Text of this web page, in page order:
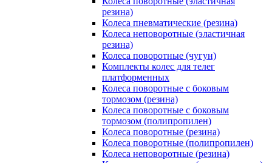
резина)
Колеса пневматические (резина)
Колеса неповоротные (эластичная
резина)
Колеса поворотные (чугун)
Комплекты колес для телег
платформенных
Колеса поворотные c боковым
тормозом (резина)
Колеса поворотные c боковым
тормозом (полипропилен)
Колеса поворотные (резина)
Колеса поворотные (полипропилен)
Колеса неповоротные (резина)